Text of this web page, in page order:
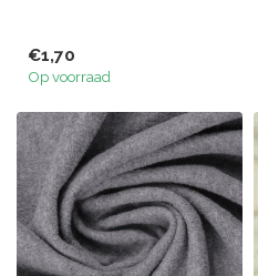
€1,70
Op voorraad